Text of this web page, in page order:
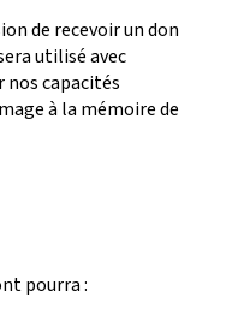
de recevoir un don
utilisé avec
capacités
à la mémoire de
pourra :